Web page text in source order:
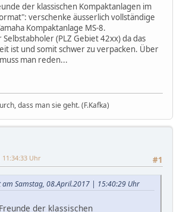
der klassischen Kompaktanlagen im
verschenke äusserlich vollständige
Kompaktanlage MS-8.
(PLZ Gebiet 42xx) da das
ist und somit schwer zu verpacken. Über
man reden...
dass man sie geht. (F.Kafka)
#1
Uhr
am Samstag, 08.April.2017 | 15:40:29 Uhr
der klassischen